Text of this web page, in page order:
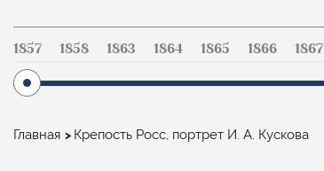
1857 1858 1863 1864 1865 1866 1867
Строка
Главная Крепость Росс, портрет И. А. Кускова